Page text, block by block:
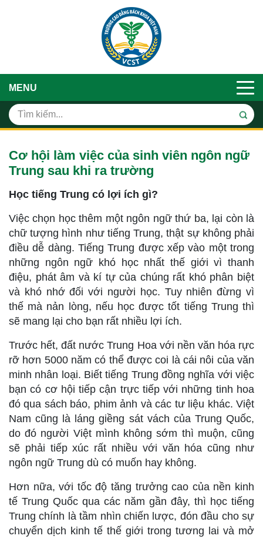
MENU
Cơ hội làm việc của sinh viên ngôn ngữ
Trung sau khi ra trường
Học tiếng Trung có lợi ích gì?
Việc chọn học thêm một ngôn ngữ thứ ba, lại còn là
chữ tượng hình như tiếng Trung, thật sự không phải
điều dễ dàng. Tiếng Trung được xếp vào một trong
những ngôn ngữ khó học nhất thế giới vì thanh
điệu, phát âm và kí tự của chúng rất khó phân biệt
và khó nhớ đối với người học. Tuy nhiên đừng vì
thế mà nản lòng, nếu học được tốt tiếng Trung thì
sẽ mang lại cho bạn rất nhiều lợi ích.
Trước hết, đất nước Trung Hoa với nền văn hóa rực
rỡ hơn 5000 năm có thể được coi là cái nôi của văn
minh nhân loại. Biết tiếng Trung đồng nghĩa với việc
bạn có cơ hội tiếp cận trực tiếp với những tinh hoa
đó qua sách báo, phim ảnh và các tư liệu khác. Việt
Nam cũng là láng giềng sát vách của Trung Quốc,
do đó người Việt mình không sớm thì muộn, cũng
sẽ phải tiếp xúc rất nhiều với văn hóa cũng như
ngôn ngữ Trung dù có muốn hay không.
Hơn nữa, với tốc độ tăng trưởng cao của nền kinh
tế Trung Quốc qua các năm gần đây, thì học tiếng
Trung chính là tầm nhìn chiến lược, đón đầu cho sự
chuyển dịch kinh tế thế giới trong tương lai và mở